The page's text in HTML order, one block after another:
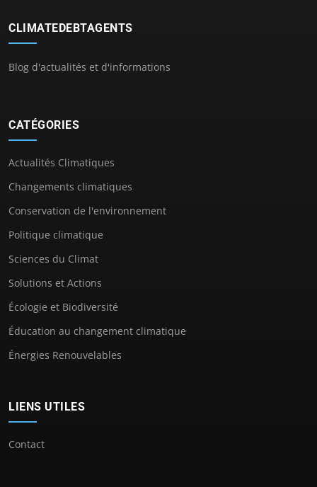
CLIMATEDEBTAGENTS
Blog d'actualités et d'informations
CATÉGORIES
Actualités Climatiques
Changements climatiques
Conservation de l'environnement
Politique climatique
Sciences du Climat
Solutions et Actions
Écologie et Biodiversité
Éducation au changement climatique
Énergies Renouvelables
LIENS UTILES
Contact